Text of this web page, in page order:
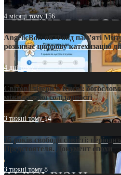
4 місяці тому156
AngelicBot: як Фонд пам’яті
розвиває цифрову катехизацію
4 дні тому7
Світові лідери в Києві:
міжнародної солідарності
3 тижні тому14
35 років свободи совісті:
Предстоятеля. Документ епохи
3 тижні тому 8